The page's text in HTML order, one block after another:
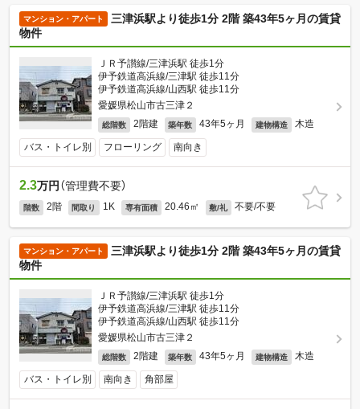
マンション・アパート
三津浜駅より徒歩1分 2階 築43年5ヶ月の賃貸
物件
ＪＲ予讃線/三津浜駅 徒歩1分
伊予鉄道高浜線/三津駅 徒歩11分
伊予鉄道高浜線/山西駅 徒歩11分
愛媛県松山市古三津２
総階数 2階建 築年数 43年5ヶ月 建物構造 木造
バス・トイレ別 フローリング 南向き
2.3万円 （管理費不要）
階数 2階 間取り 1K 専有面積 20.46㎡ 敷/礼 不要/不要
マンション・アパート
三津浜駅より徒歩1分 2階 築43年5ヶ月の賃貸
物件
ＪＲ予讃線/三津浜駅 徒歩1分
伊予鉄道高浜線/三津駅 徒歩11分
伊予鉄道高浜線/山西駅 徒歩11分
愛媛県松山市古三津２
総階数 2階建 築年数 43年5ヶ月 建物構造 木造
バス・トイレ別 南向き 角部屋